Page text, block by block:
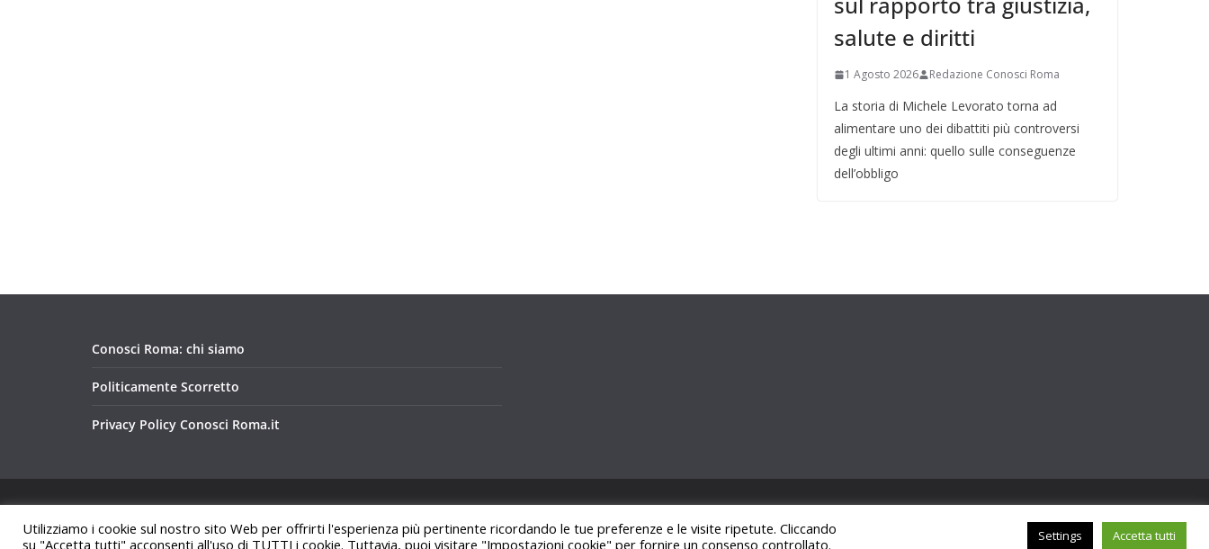
salute e diritti
1 Agosto 2026 Redazione Conosci Roma
La storia di Michele Levorato torna ad
alimentare uno dei dibattiti più controversi
degli ultimi anni: quello sulle conseguenze
dell’obbligo
Conosci Roma: chi siamo
Politicamente Scorretto
Privacy Policy Conosci Roma.it
Tema:ColorMagdi ThemeGrill. Powered byWordPress.
Utilizziamo i cookie sul nostro sito Web per offrirti l'esperienza più pertinente ricordando le tue preferenze e le visite ripetute. Cliccando
su "Accetta tutti" acconsenti all'uso di TUTTI i cookie. Tuttavia, puoi visitare "Impostazioni cookie" per fornire un consenso controllato.
Settings Accetta tutti